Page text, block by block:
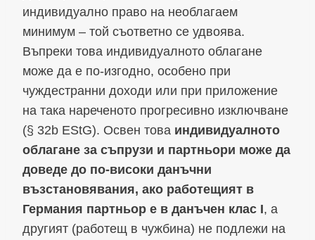
индивидуално право на необлагаем
минимум – той съответно се удвоява.
Въпреки това индивидуалното облагане
може да е по-изгодно, особено при
чуждестранни доходи или при приложение
на така нареченото прогресивно изключване
(§ 32b EStG). Освен това индивидуалното
облагане за съпрузи и партньори може да
доведе до по-високи данъчни
възстановявания, ако работещият в
Германия партньор е в данъчен клас I, а
другият (работещ в чужбина) не подлежи на